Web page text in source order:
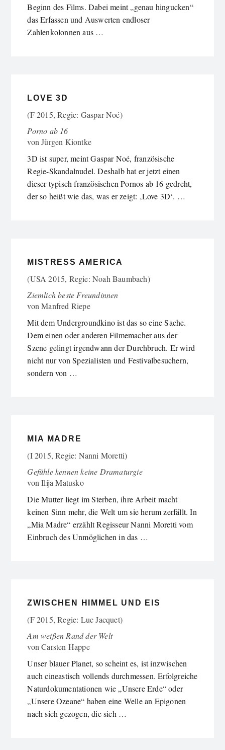
Beginn des Films. Dabei meint „genau hingucken“
das Erfassen und Auswerten endloser
Zahlenkolonnen aus …
LOVE 3D
(F 2015, Regie: Gaspar Noé)
Porno ab 16
vonJürgen Kiontke
3D ist super, meint Gaspar Noé, französische
Regie-Skandalnudel. Deshalb hat er jetzt einen
dieser typisch französischen Pornos ab 16 gedreht,
der so heißt wie das, was er zeigt: ‚Love 3D‘. …
MISTRESS AMERICA
(USA 2015, Regie: Noah Baumbach)
Ziemlich beste Freundinnen
vonManfred Riepe
Mit dem Undergroundkino ist das so eine Sache.
Dem einen oder anderen Filmemacher aus der
Szene gelingt irgendwann der Durchbruch. Er wird
nicht nur von Spezialisten und Festivalbesuchern,
sondern von …
MIA MADRE
(I 2015, Regie: Nanni Moretti)
Gefühle kennen keine Dramaturgie
vonIlija Matusko
Die Mutter liegt im Sterben, ihre Arbeit macht
keinen Sinn mehr, die Welt um sie herum zerfällt. In
„Mia Madre“ erzählt Regisseur Nanni Moretti vom
Einbruch des Unmöglichen in das …
ZWISCHEN HIMMEL UND EIS
(F 2015, Regie: Luc Jacquet)
Am weißen Rand der Welt
vonCarsten Happe
Unser blauer Planet, so scheint es, ist inzwischen
auch cineastisch vollends durchmessen. Erfolgreiche
Naturdokumentationen wie „Unsere Erde“ oder
„Unsere Ozeane“ haben eine Welle an Epigonen
nach sich gezogen, die sich …